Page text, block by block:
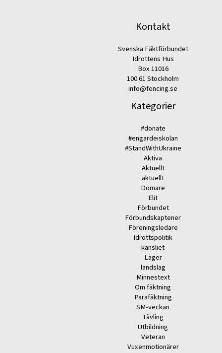
Kontakt
Svenska Fäktförbundet
Idrottens Hus
Box 11016
100 61 Stockholm
info@fencing.se
Kategorier
#donate
#engardeiskolan
#StandWithUkraine
Aktiva
Aktuellt
aktuellt
Domare
Elit
Förbundet
Förbundskaptener
Föreningsledare
Idrottspolitik
kansliet
Läger
landslag
Minnestext
Om fäktning
Parafäktning
SM-veckan
Tävling
Utbildning
Veteran
Vuxenmotionärer